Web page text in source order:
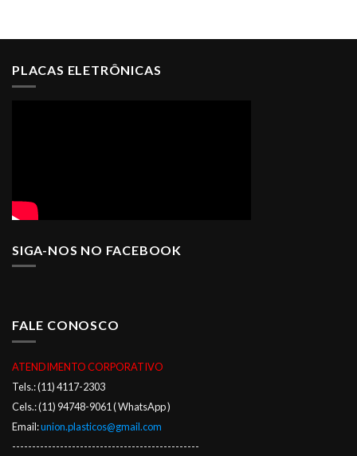
PLACAS ELETRÔNICAS
SIGA-NOS NO FACEBOOK
FALE CONOSCO
ATENDIMENTO CORPORATIVO
Tels.: (11) 4117-2303
Cels.: (11) 94748-9061 ( WhatsApp )
Email:union.plasticos@gmail.com
-----------------------------------------------